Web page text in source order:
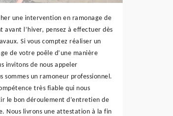
une intervention en ramonage de
avant l’hiver, pensez à effectuer dès
Si vous comptez réaliser un
de votre poêle d’une manière
invitons de nous appeler
sommes un ramoneur professionnel.
très fiable qui nous
le bon déroulement d’entretien de
Nous livrons une attestation à la fin